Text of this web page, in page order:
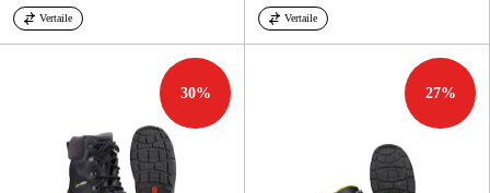
Vertaile Vertaile
30% 27%